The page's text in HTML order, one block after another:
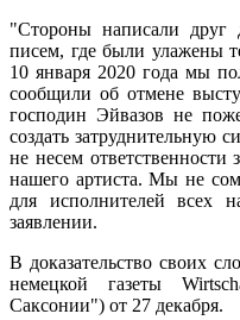
"Стороны написали друг
писем, где были улажены
10 января 2020 года мы
сообщили об отмене
господин Эйвазов не
создать затруднительную
не несем ответственности
нашего артиста. Мы не
для исполнителей всех
заявлении.
В доказательство своих
немецкой газеты
Саксонии") от 27 декабря.